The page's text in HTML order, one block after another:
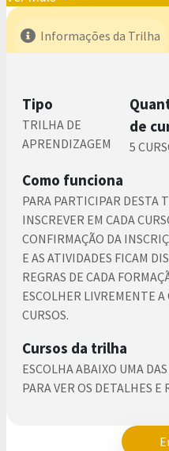
Informações da Trilha
Tipo
TRILHA DE
APRENDIZAGEM
de
5
Como funciona
PARA PARTICIPAR DESTA
INSCREVER EM CADA
CONFIRMAÇÃO DA
E AS ATIVIDADES FICAM
REGRAS DE CADA
ESCOLHER LIVREMENTE
CURSOS.
Cursos da trilha
ESCOLHA ABAIXO UMA
PARA VER OS DETALHES